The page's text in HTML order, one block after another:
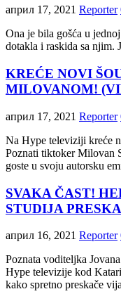
април 17, 2021 Reporter
Ona je bila gošća u
dotakla i raskida sa njim.
KREĆE NOVI
MILOVANOM!
април 17, 2021 Reporter
Na Hype televiziji kreće
Poznati tiktoker Milovan
goste u svoju autorsku
SVAKA ČAST!
STUDIJA
април 16, 2021 Reporter
Poznata voditeljka
Hype televizije kod
kako spretno preskače